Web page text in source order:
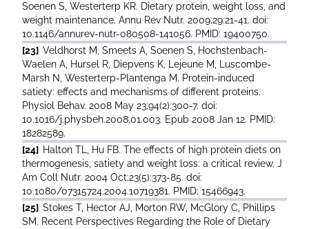
Soenen S, Westerterp KR. Dietary protein, weight loss, and
weight maintenance. Annu Rev Nutr. 2009;29:21-41. doi:
10.1146/annurev-nutr-080508-141056. PMID: 19400750.
[23] Veldhorst M, Smeets A, Soenen S, Hochstenbach-
Waelen A, Hursel R, Diepvens K, Lejeune M, Luscombe-
Marsh N, Westerterp-Plantenga M. Protein-induced
satiety: effects and mechanisms of different proteins.
Physiol Behav. 2008 May 23;94(2):300-7. doi:
10.1016/j.physbeh.2008.01.003. Epub 2008 Jan 12. PMID:
18282589.
[24] Halton TL, Hu FB. The effects of high protein diets on
thermogenesis, satiety and weight loss: a critical review. J
Am Coll Nutr. 2004 Oct;23(5):373-85. doi:
10.1080/07315724.2004.10719381. PMID: 15466943.
[25] Stokes T, Hector AJ, Morton RW, McGlory C, Phillips
SM. Recent Perspectives Regarding the Role of Dietary